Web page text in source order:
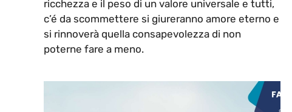
ricchezza e il peso di un valore universale e tutti,
c’é da scommettere si giureranno amore eterno e
si rinnoverà quella consapevolezza di non
poterne fare a meno.